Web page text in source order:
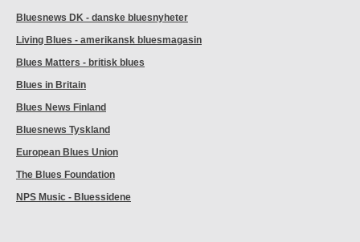
Bluesnews DK - danske bluesnyheter
Living Blues - amerikansk bluesmagasin
Blues Matters - britisk blues
Blues in Britain
Blues News Finland
Bluesnews Tyskland
European Blues Union
The Blues Foundation
NPS Music - Bluessidene